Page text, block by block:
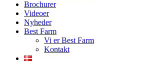
Brochurer
Videoer
Nyheder
Best Farm
Vi er Best Farm
Kontakt